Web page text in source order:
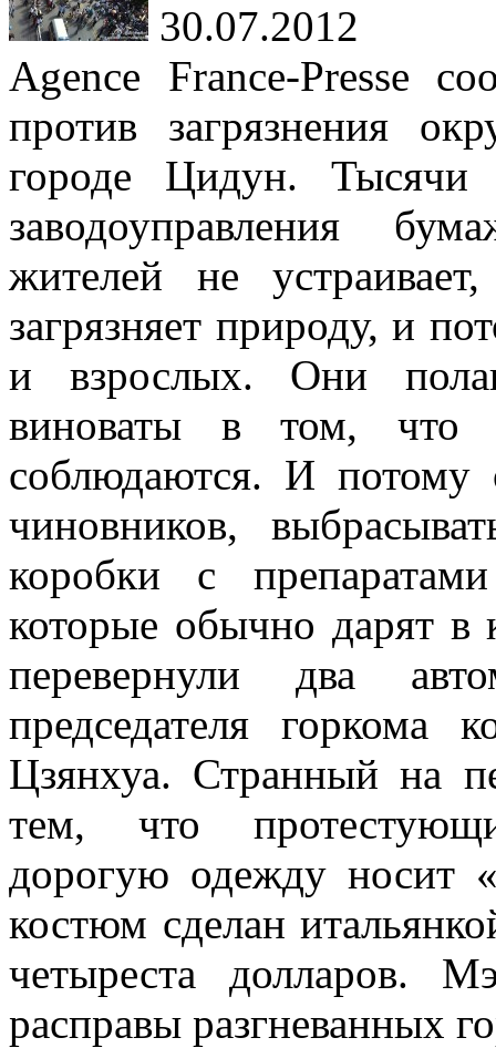
30.07.2012
Agence France-Presse
против загрязнения
городе Цидун. Тысячи
заводоуправления
жителей не
загрязняет природу, и
и взрослых. Они
виноваты в том, что
соблюдаются. И потому
чиновников,
коробки с
которые обычно дарят в
перевернули два
председателя горкома
Цзянхуа. Странный на
тем, что
дорогую одежду носит
костюм сделан
четыреста долларов.
расправы разгневанных